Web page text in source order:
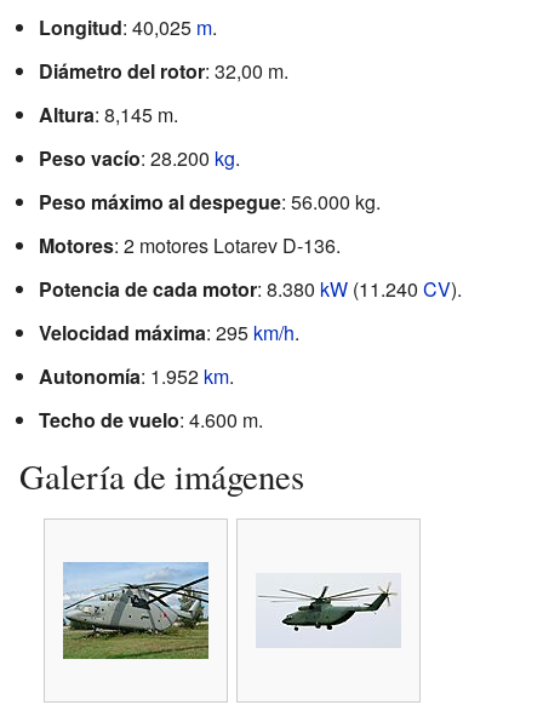
Longitud: 40,025 m.
Diámetro del rotor: 32,00 m.
Altura: 8,145 m.
Peso vacío: 28.200 kg.
Peso máximo al despegue: 56.000 kg.
Motores: 2 motores Lotarev D-136.
Potencia de cada motor: 8.380 kW (11.240 CV).
Velocidad máxima: 295 km/h.
Autonomía: 1.952 km.
Techo de vuelo: 4.600 m.
Galería de imágenes